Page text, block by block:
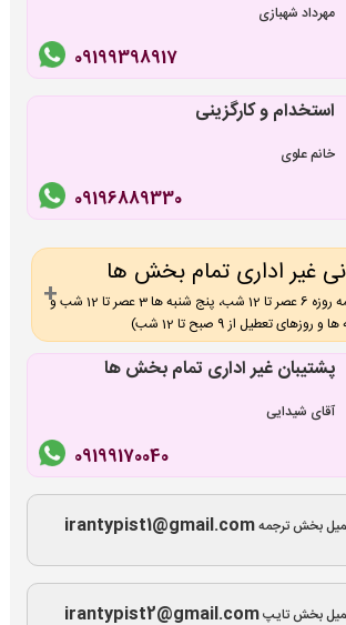
مهرداد شهبازی
09199398917
استخدام و کارگزینی
خانم علوی
09196889330
غیر اداری تمام بخش ها
ساعات غیر اداری (همه روزه 6 عصر تا 12 شب، پنج شنبه ها 3 عصر تا 12 شب و
روزهای تعطیل از 9 صبح تا 12 شب)
پشتیبان غیر اداری تمام بخش ها
آقای شیدایی
09199170040
بخش ترجمهirantypist1@gmail.com
بخش تایپirantypist2@gmail.com